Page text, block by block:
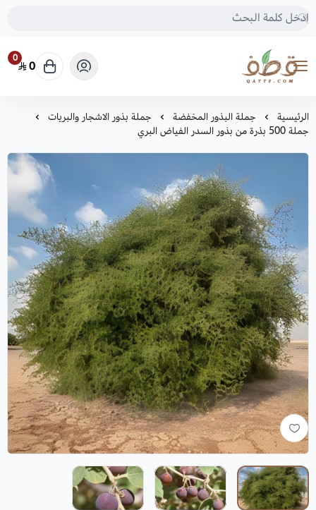
متجر قطف للبذور
0
0
الرئيسية جملة البذور المخفضة
جملة بذور الاشجار والبريات
جملة 500 بذرة من بذور السدر الفياض البري